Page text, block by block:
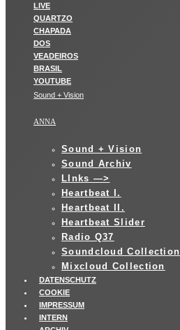
Sound + Vision
ANNA
Sound + Vision
Sound Archiv
LInks —>
Heartbeat I.
Heartbeat II.
Heartbeat Slider
Radio Q37
Soundcloud Collection
Mixcloud Collection
DATENSCHUTZ
COOKIE
IMPRESSUM
INTERN